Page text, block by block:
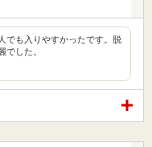
でも入りやすかったです。脱
でした。